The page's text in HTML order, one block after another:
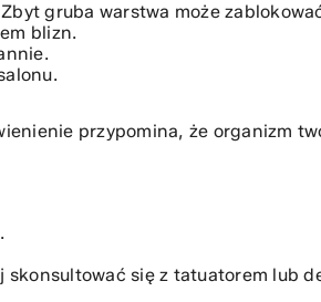
gruba warstwa może
blizn.
przypomina, że organizm
się z tatuatorem lub